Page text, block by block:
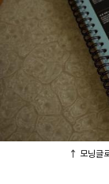
↑ 모닝글